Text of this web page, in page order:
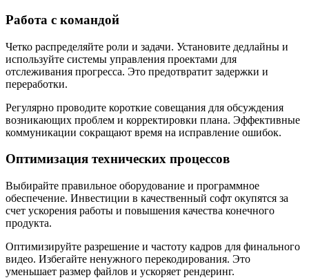
Работа с командой
Четко распределяйте роли и задачи. Установите дедлайны и
используйте системы управления проектами для
отслеживания прогресса. Это предотвратит задержки и
переработки.
Регулярно проводите короткие совещания для обсуждения
возникающих проблем и корректировки плана. Эффективные
коммуникации сокращают время на исправление ошибок.
Оптимизация технических процессов
Выбирайте правильное оборудование и программное
обеспечение. Инвестиции в качественный софт окупятся за
счет ускорения работы и повышения качества конечного
продукта.
Оптимизируйте разрешение и частоту кадров для финального
видео. Избегайте ненужного перекодирования. Это
уменьшает размер файлов и ускоряет рендеринг.